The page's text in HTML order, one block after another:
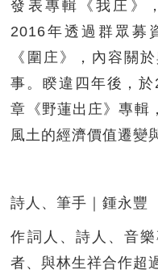
發表專輯《我庄》
2016年透過群眾募
《圍庄》，內容關
事。睽違四年後，
章《野蓮出庄》專輯
風土的經濟價值遷變
詩人、筆手｜鍾永豐
作詞人、詩人、音
者、與林生祥合作超